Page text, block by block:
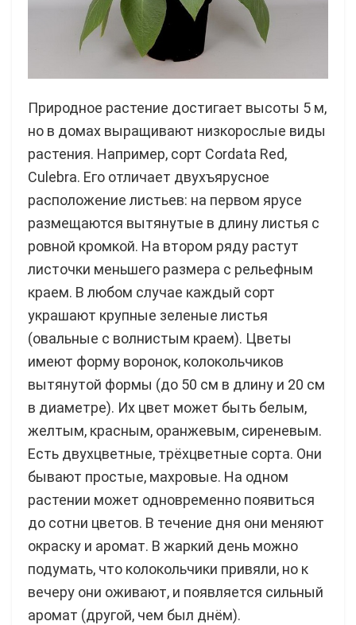
Природное растение достигает высоты 5 м,
но в домах выращивают низкорослые виды
растения. Например, сорт Cordata Red,
Culebra. Его отличает двухъярусное
расположение листьев: на первом ярусе
размещаются вытянутые в длину листья с
ровной кромкой. На втором ряду растут
листочки меньшего размера с рельефным
краем. В любом случае каждый сорт
украшают крупные зеленые листья
(овальные с волнистым краем). Цветы
имеют форму воронок, колокольчиков
вытянутой формы (до 50 см в длину и 20 см
в диаметре). Их цвет может быть белым,
желтым, красным, оранжевым, сиреневым.
Есть двухцветные, трёхцветные сорта. Они
бывают простые, махровые. На одном
растении может одновременно появиться
до сотни цветов. В течение дня они меняют
окраску и аромат. В жаркий день можно
подумать, что колокольчики привяли, но к
вечеру они оживают, и появляется сильный
аромат (другой, чем был днём).